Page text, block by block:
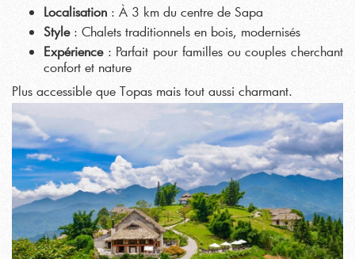
Localisation : À 3 km du centre de Sapa
Style: Chalets traditionnels en bois, modernisés
Expérience: Parfait pour familles ou couples cherchant
confort et nature
Plus accessible que Topas mais tout aussi charmant.